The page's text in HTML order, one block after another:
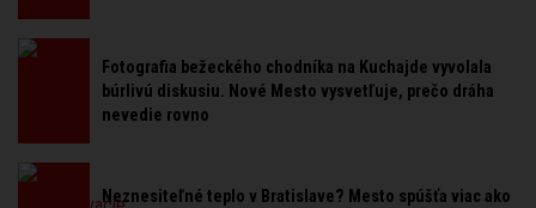
Fotografia bežeckého chodníka na Kuchajde vyvolala
búrlivú diskusiu. Nové Mesto vysvetľuje, prečo dráha
nevedie rovno
Neznesiteľné teplo v Bratislave? Mesto spúšťa viac ako